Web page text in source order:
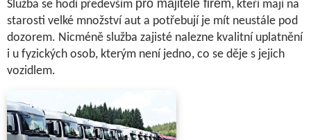
Služba se hodí především pro majitele firem, kteří mají na
starosti velké množství aut a potřebují je mít neustále pod
dozorem. Nicméně služba zajisté nalezne kvalitní uplatnění
i u fyzických osob, kterým není jedno, co se děje s jejich
vozidlem.